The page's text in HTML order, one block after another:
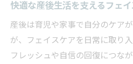
快適な産後生活を支えるフェ
産後は育児や家事で自分のケア
が、フェイスケアを日常に取り
フレッシュや自信の回復につな